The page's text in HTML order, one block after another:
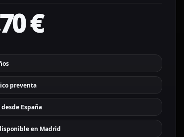
€
preventa
España
en Madrid